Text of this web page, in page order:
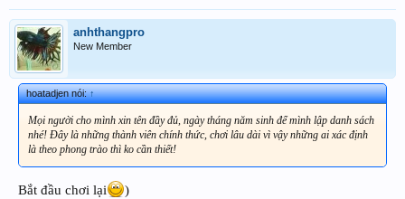
anhthangpro
New Member
hoatadjen nói:↑
Mọi người cho mình xin tên đầy đủ, ngày tháng năm sinh để mình lập danh sách
nhé! Đây là những thành viên chính thức, chơi lâu dài vì vậy những ai xác định
là theo phong trào thì ko cần thiết!
Bắt đầu chơi lại
)